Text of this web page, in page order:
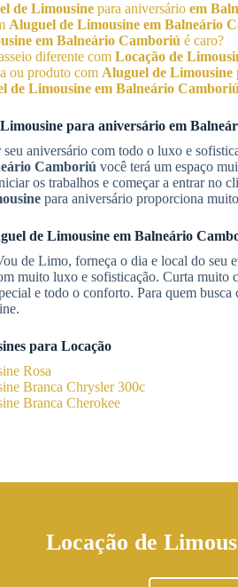
de Limousine para aniversário em
Aluguel de Limousine em Balneário
em Balneário Camboriú é caro?
diferente com Locação de
ou produto com Aluguel de Limousine
de Limousine em Balneário Camboriú
para aniversário em
seu aniversário com todo o luxo e
Camboriú você terá um espaço
os trabalhos e começar a entrar no
para aniversário proporciona
de Limousine em Balneário
de Limo, forneça o dia e local do seu
muito luxo e sofisticação. Curta muito
e todo o conforto. Para quem
para Locação
Rosa
Branca Chrysler 300c
Branca Cherokee
Locação de